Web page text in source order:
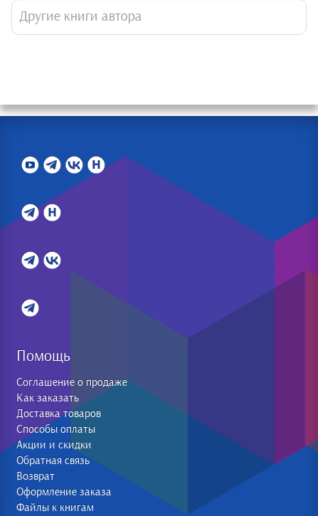
Другие книги автора
Помощь
Соглашение о продаже
Как заказать
Доставка товаров
Способы оплаты
Акции и скидки
Обратная связь
Возврат
Оформление заказа
Файлы к книгам